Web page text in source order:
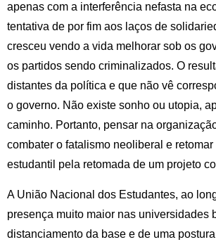
apenas com a interferência nefasta na
tentativa de por fim aos laços de
cresceu vendo a vida melhorar sob os
os partidos sendo criminalizados. O
distantes da política e que não vê
o governo. Não existe sonho ou utopia,
caminho. Portanto, pensar na
combater o fatalismo neoliberal e
estudantil pela retomada de um projeto
A União Nacional dos Estudantes, ao
presença muito maior nas universidades
distanciamento da base e de uma